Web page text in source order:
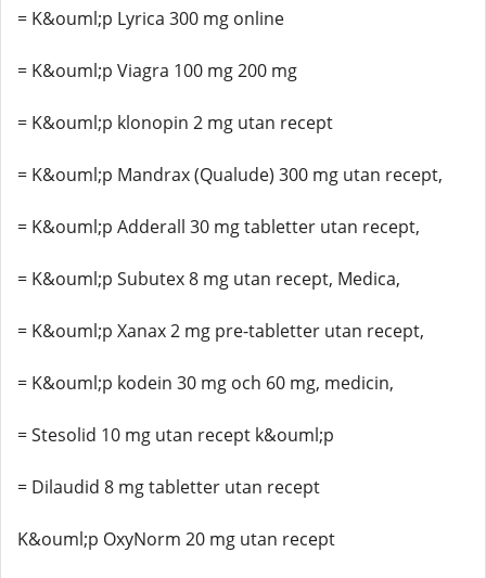
= K&ouml;p Lyrica 300 mg online
= K&ouml;p Viagra 100 mg 200 mg
= K&ouml;p klonopin 2 mg utan recept
= K&ouml;p Mandrax (Qualude) 300 mg utan recept,
= K&ouml;p Adderall 30 mg tabletter utan recept,
= K&ouml;p Subutex 8 mg utan recept, Medica,
= K&ouml;p Xanax 2 mg pre-tabletter utan recept,
= K&ouml;p kodein 30 mg och 60 mg, medicin,
= Stesolid 10 mg utan recept k&ouml;p
= Dilaudid 8 mg tabletter utan recept
K&ouml;p OxyNorm 20 mg utan recept